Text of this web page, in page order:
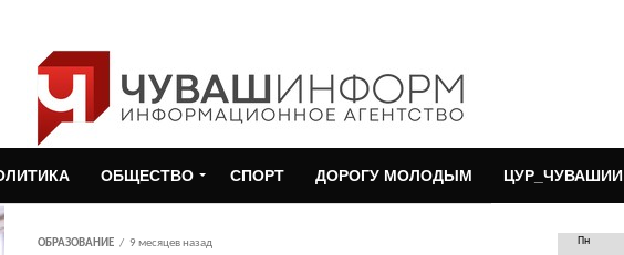
ОБЩЕСТВО СПОРТ ДОРОГУ МОЛОДЫМ ЦУР_ЧУВАШИИ
ОБРАЗОВАНИЕ 9 месяцев назад Пн